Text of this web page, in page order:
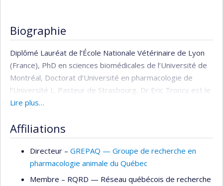
Biographie
Diplômé Lauréat de l’École Nationale Vétérinaire de Lyon
(France), PhD en sciences biomédicales de l’Université de
Montréal, Doctorat d’Université en pharmacologie de
l’Université L. Pasteur de Strasbourg, Dr Eric Troncy est le
Directeur du Groupe de recherche en pharmacologie
vétérinaire de l’Université de Montréal. Ses centres
d’intérêt en recherche portent sur la métrologie de la
douleur animale et son soulagement. Il a été reconnu
comme « Vétérinaire de l’année 2001 » en France pour ses
efforts afin de promouvoir la prise en charge de la douleur
Lire plus…
Affiliations
Directeur – GREPAQ — Groupe de recherche en
pharmacologie animale du Québec
Membre – RQRD — Réseau québécois de recherche